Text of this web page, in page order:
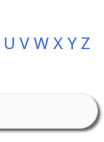
U V W X Y Z